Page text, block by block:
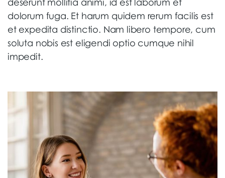
dolorum fuga. Et harum quidem rerum facilis est
et expedita distinctio. Nam libero tempore, cum
soluta nobis est eligendi optio cumque nihil
impedit.